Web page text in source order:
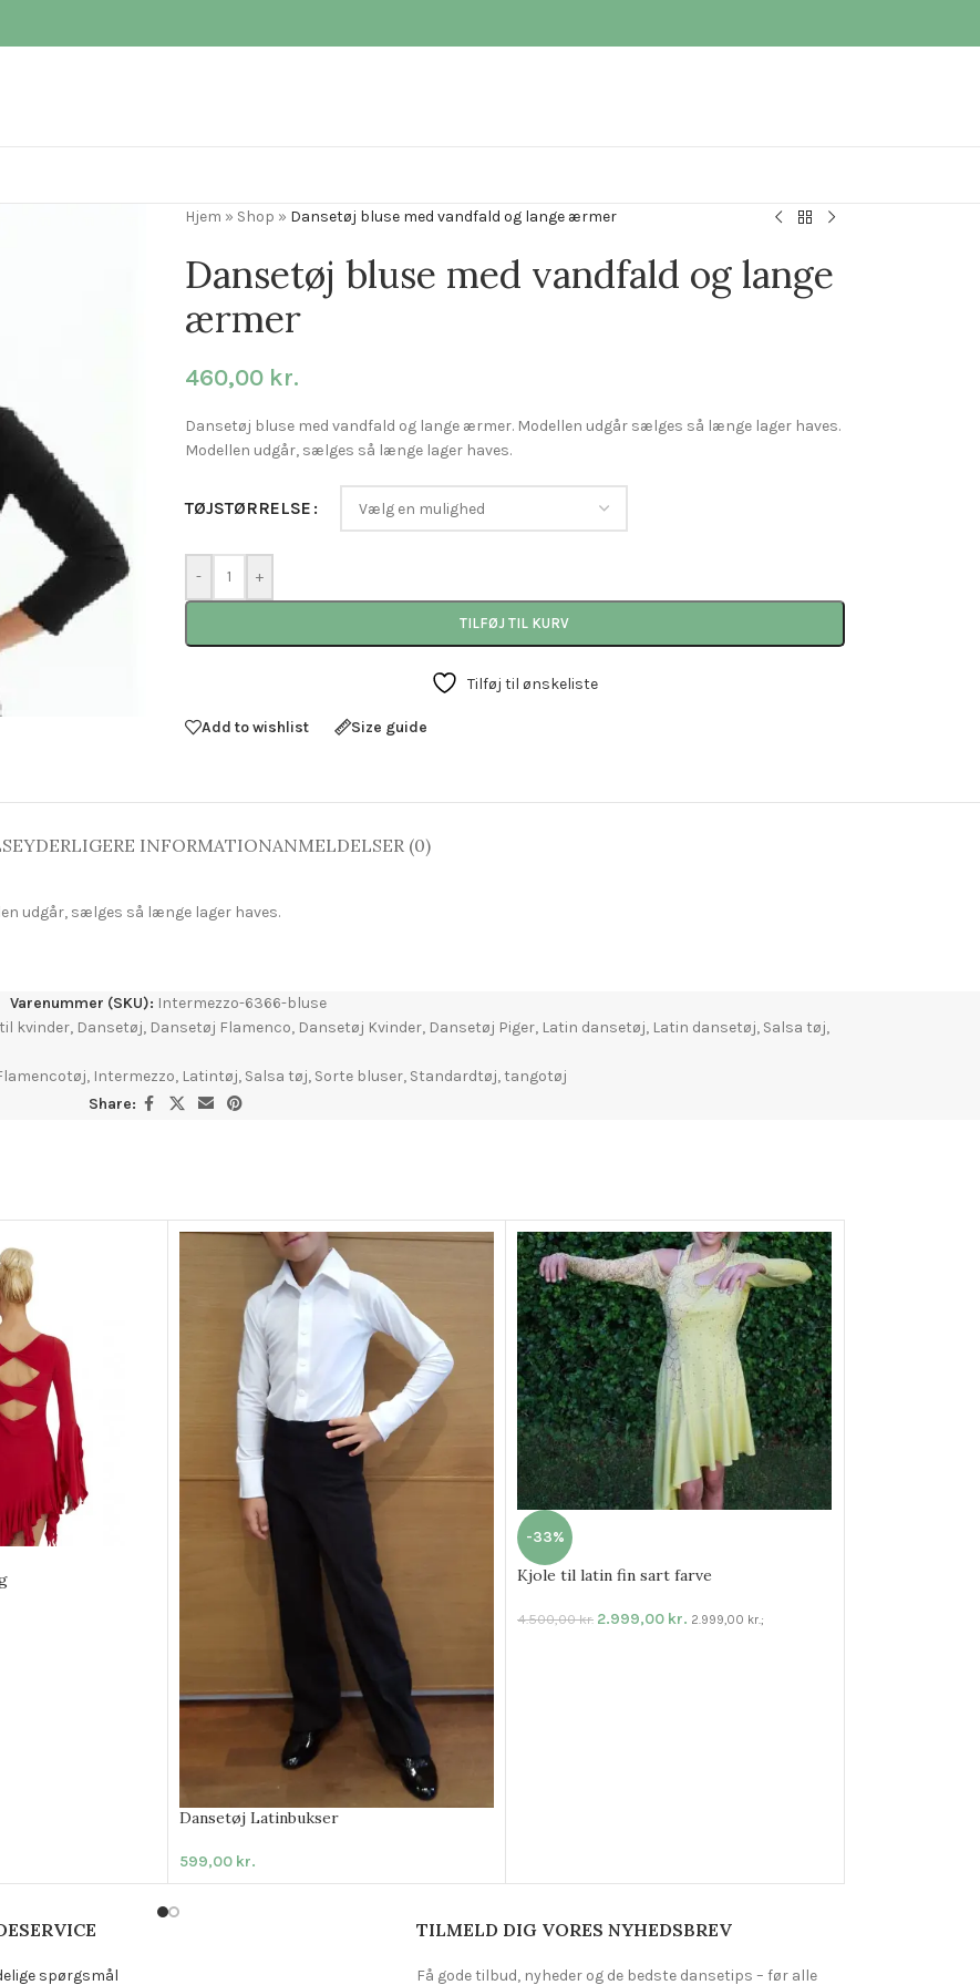
Hjem » Shop » Dansetøj bluse med vandfald og lange ærmer
Dansetøj bluse med vandfald og lange
ærmer
460,00 kr.
Dansetøj bluse med vandfald og lange ærmer. Modellen udgår sælges så længe lager haves.
Modellen udgår, sælges så længe lager haves.
TØJSTØRRELSE
- +
TILFØJ TIL KURV
Tilføj til ønskeliste
Add to wishlist Size guide
YDERLIGERE INFORMATIONANMELDELSER (0)
udgår, sælges så længe lager haves.
Varenummer (SKU): Intermezzo-6366-bluse
kvinder, Dansetøj, Dansetøj Flamenco, Dansetøj Kvinder, Dansetøj Piger, Latin dansetøj, Latin dansetøj, Salsa tøj,
, Intermezzo, Latintøj, Salsa tøj, Sorte bluser, Standardtøj, tangotøj
Share:
Dansetøj Latinbukser
599,00 kr.
-33%
Kjole til latin fin sart farve
4.500,00kr. 2.999,00 kr. 2.999,00 kr.;
spørgsmål
TILMELD DIG VORES NYHEDSBREV
Få gode tilbud, nyheder og de bedste dansetips – før alle